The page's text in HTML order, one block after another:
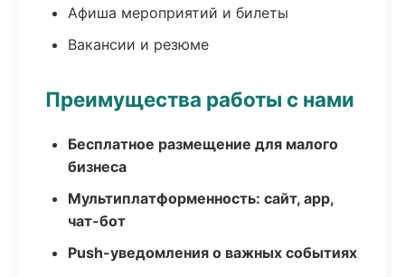
Афиша мероприятий и билеты
Вакансии и резюме
Преимущества работы с нами
Бесплатное размещение для малого
бизнеса
Мультиплатформенность: сайт, app,
чат-бот
Push-уведомления о важных событиях